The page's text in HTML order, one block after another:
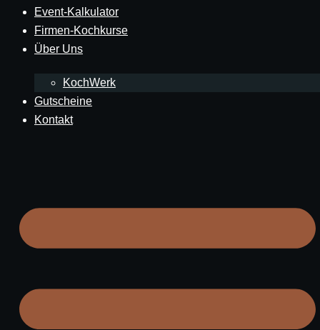
Event-Kalkulator
Firmen-Kochkurse
Über Uns
KochWerk
Gutscheine
Kontakt